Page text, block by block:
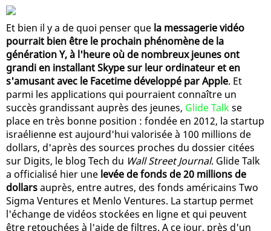
Et bien il y a de quoi penser que la messagerie vidéo
pourrait bien être le prochain phénomène de la
génération Y, à l'heure où de nombreux jeunes ont
grandi en installant Skype sur leur ordinateur et en
s'amusant avec le Facetime développé par Apple. Et
parmi les applications qui pourraient connaître un
succès grandissant auprès des jeunes, Glide Talkse
place en très bonne position : fondée en 2012, la startup
israélienne est aujourd'hui valorisée à 100 millions de
dollars, d'après des sources proches du dossier citées
sur Digits, le blog Tech du Wall Street Journal. Glide Talk
a officialisé hier une levée de fonds de 20 millions de
dollarsauprès, entre autres, des fonds américains Two
Sigma Ventures et Menlo Ventures. La startup permet
l'échange de vidéos stockées en ligne et qui peuvent
être retouchées à l'aide de filtres. A ce jour, près d'un